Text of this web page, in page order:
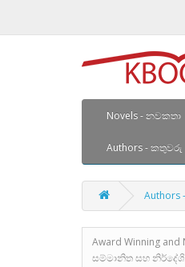
Novels - නවකතා
Authors - කතුවරු
Award Winning and
සම්මානිත සහ